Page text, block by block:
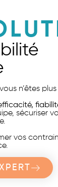
n’êtes
sécuriser
vos